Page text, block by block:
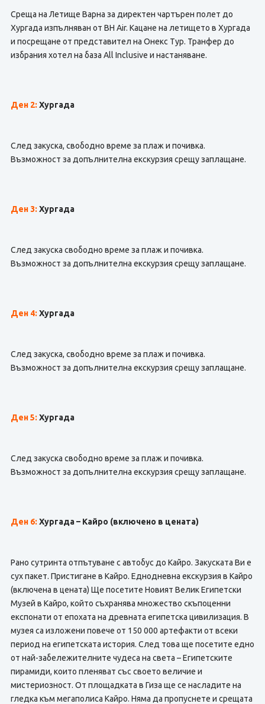
Среща на Летище Варна за директен чартърен полет до
Хургада изпълняван от BH Air. Кацане на летището в Хургада
и посрещане от представител на Онекс Тур. Транфер до
избрания хотел на база All Inclusive и настаняване.
Ден 2: Хургада
След закуска, свободно време за плаж и почивка.
Възможност за допълнителна екскурзия срещу заплащане.
Ден 3: Хургада
След закуска свободно време за плаж и почивка.
Възможност за допълнителна екскурзия срещу заплащане.
Ден 4: Хургада
След закуска, свободно време за плаж и почивка.
Възможност за допълнителна екскурзия срещу заплащане.
Ден 5: Хургада
След закуска свободно време за плаж и почивка.
Възможност за допълнителна екскурзия срещу заплащане.
Ден 6: Хургада – Кайро (включено в цената)
Рано сутринта отпътуване с автобус до Кайро. Закуската Ви е
сух пакет. Пристигане в Кайро. Еднодневна екскурзия в Кайро
(включена в цената) Ще посетите Новият Велик Египетски
Музей в Кайро, който съхранява множество скъпоценни
експонати от епохата на древната египетска цивилизация. В
музея са изложени повече от 150 000 артефакти от всеки
период на египетската история. След това ще посетите едно
от най-забележителните чудеса на света – Египетските
пирамиди, които пленяват със своето величие и
мистериозност. От площадката в Гиза ще се насладите на
гледка към мегаполиса Кайро. Няма да пропуснете и срещата